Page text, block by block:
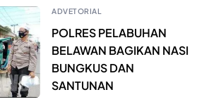
ADVETORIAL
POLRES PELABUHAN
BELAWAN BAGIKAN NASI
BUNGKUS DAN
SANTUNAN